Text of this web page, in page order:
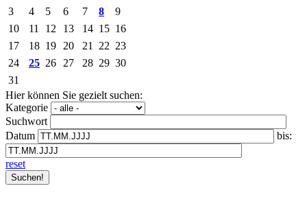
3
4 5 6 7 8
9
10
11 12 13 14 15 16
17
18 19 20 21 22 23
24
25 26 27 28 29 30
31
Hier können Sie gezielt suchen:
Kategorie
Suchwort
Datum
bis:
reset